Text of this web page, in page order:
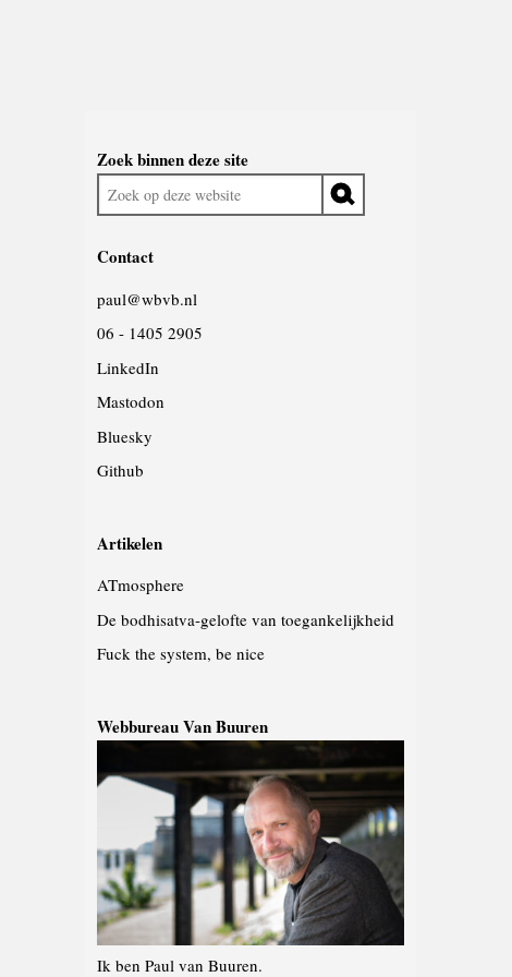
algemeen
Zoek binnen deze site
Zoek
op
website
Contact
paul@wbvb.nl
06 - 1405 2905
LinkedIn
Mastodon
Bluesky
Github
Artikelen
ATmosphere
De bodhisatva-gelofte van toegankelijkheid
Fuck the system, be nice
Webbureau Van Buuren
Ik ben Paul van Buuren.